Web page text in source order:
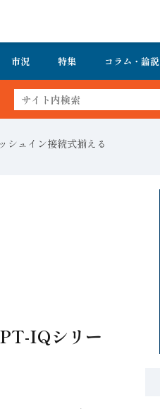
市況 特集 コラム・論説
ュイン接続式揃える
IQシリー